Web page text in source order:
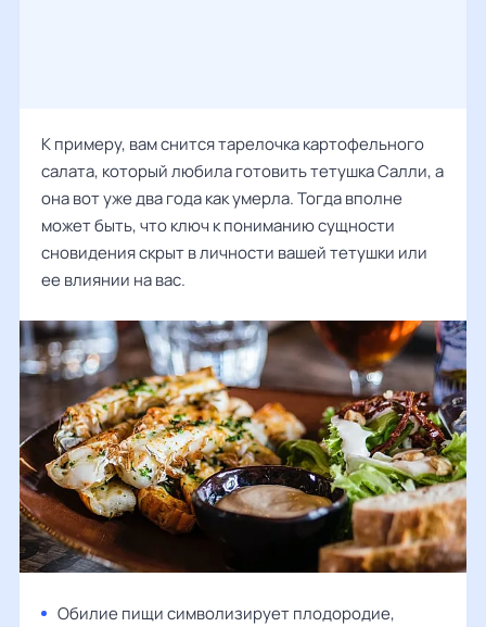
К примеру, вам снится тарелочка картофельного
салата, который любила готовить тетушка Салли, а
она вот уже два года как умерла. Тогда вполне
может быть, что ключ к пониманию сущности
сновидения скрыт в личности вашей тетушки или
ее влиянии на вас.
Обилие пищи символизирует плодородие,